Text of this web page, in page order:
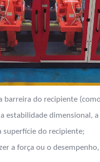
barreira do recipiente
estabilidade dimensional,
superfície do recipiente;
a força ou o